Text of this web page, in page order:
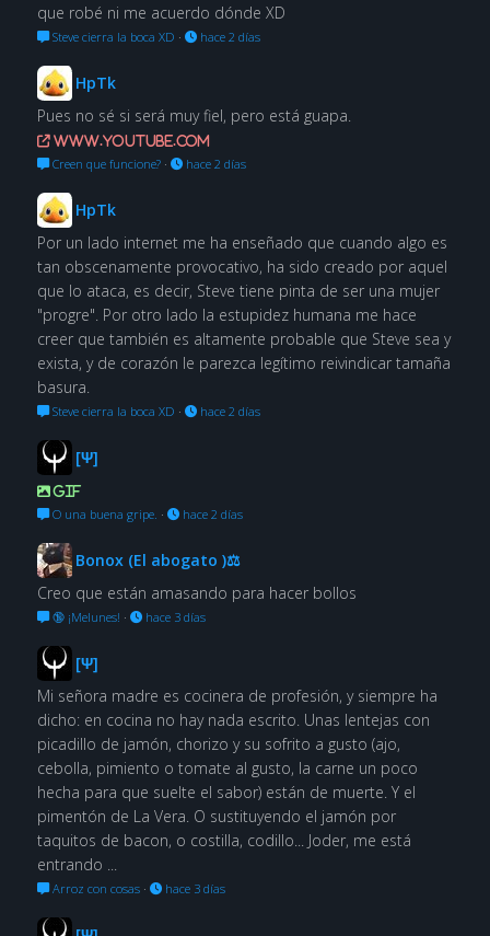
que robé ni me acuerdo dónde XD
Steve cierra la boca XD · hace 2 días
HpTk
Pues no sé si será muy fiel, pero está guapa.
www.youtube.com
Creen que funcione?· hace 2 días
HpTk
Por un lado internet me ha enseñado que cuando algo es
tan obscenamente provocativo, ha sido creado por aquel
que lo ataca, es decir, Steve tiene pinta de ser una mujer
"progre". Por otro lado la estupidez humana me hace
creer que también es altamente probable que Steve sea y
exista, y de corazón le parezca legítimo reivindicar tamaña
basura.
Steve cierra la boca XD · hace 2 días
[Ψ]
GIF
O una buena gripe. · hace 2 días
Bonox (El abogato )⚖
Creo que están amasando para hacer bollos
🔞 ¡Melunes! · hace 3 días
[Ψ]
Mi señora madre es cocinera de profesión, y siempre ha
dicho: en cocina no hay nada escrito. Unas lentejas con
picadillo de jamón, chorizo y su sofrito a gusto (ajo,
cebolla, pimiento o tomate al gusto, la carne un poco
hecha para que suelte el sabor) están de muerte. Y el
pimentón de La Vera. O sustituyendo el jamón por
taquitos de bacon, o costilla, codillo... Joder, me está
entrando ...
Arroz con cosas· hace 3 días